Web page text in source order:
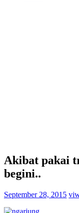
Akibat pakai
begini..
September 28, 2015